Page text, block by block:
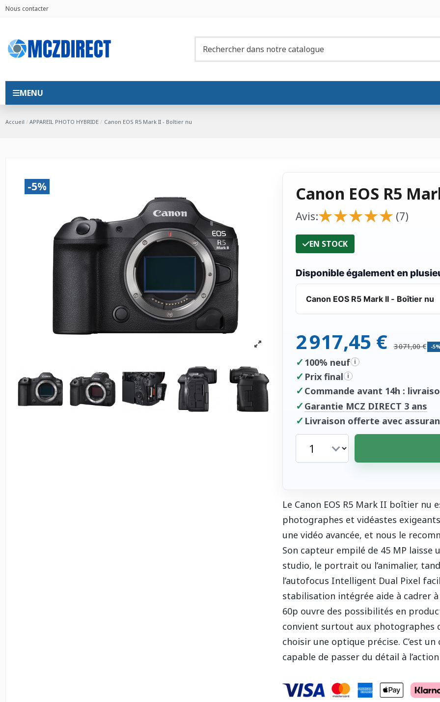
Nous contacter
MENU
Accueil APPAREIL PHOTO HYBRIDE Canon EOS R5 Mark II - Boîtier nu
-5% Canon EOS R5
Avis:★
★★
★★
★★
★★
★ (7)
EN STOCK
Disponible également en
Canon EOS R5 Mark II - Boîtier nu
2 917,45 € 3 071,00 € -
✓ 100% neuf i
✓ Prix final i
✓ Commande avant 14h :
✓ Garantie MCZ DIRECT 3 ans
✓ Livraison offerte avec
Le Canon EOS R5 Mark II boîtier
photographes et vidéastes
une vidéo avancée, et nous le
Son capteur empilé de 45 MP laisse
studio, le portrait ou l’animalier,
l’autofocus Intelligent Dual Pixel
stabilisation intégrée aide à cadrer
60p ouvre des possibilités en
convient surtout aux photographes
choisir une optique précise. C’est
capable de passer du détail à